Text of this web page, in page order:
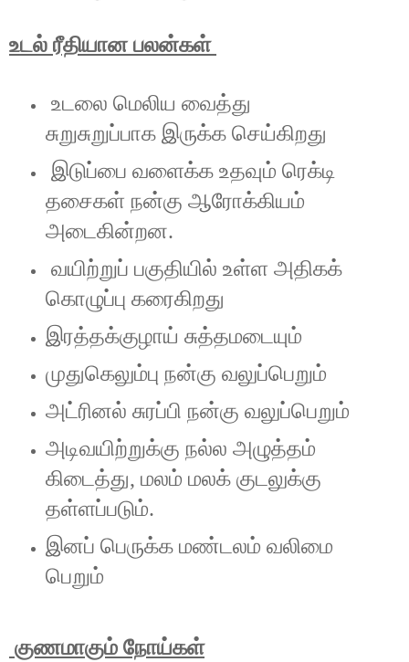
உடல் ரீதியான பலன்கள்
உடலை மெலிய வைத்து
சுறுசுறுப்பாக இருக்க செய்கிறது
இடுப்பை வளைக்க உதவும் ரெக்டி
தசைகள் நன்கு ஆரோக்கியம்
அடைகின்றன.
வயிற்றுப் பகுதியில் உள்ள அதிகக்
கொழுப்பு கரைகிறது
இரத்தக்குழாய் சுத்தமடையும்
முதுகெலும்பு நன்கு வலுப்பெறும்
அட்ரினல் சுரப்பி நன்கு வலுப்பெறும்
அடிவயிற்றுக்கு நல்ல அழுத்தம்
கிடைத்து, மலம் மலக் குடலுக்கு
தள்ளப்படும்.
இனப் பெருக்க மண்டலம் வலிமை
பெறும்
குணமாகும் நோய்கள்